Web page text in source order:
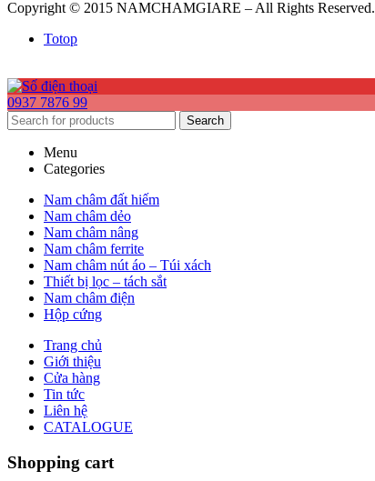
Copyright © 2015 NAMCHAMGIARE – All Rights Reserved.
Totop
0937 7876 99
Search
Menu
Categories
Nam châm đất hiếm
Nam châm dẻo
Nam châm nâng
Nam châm ferrite
Nam châm nút áo – Túi xách
Thiết bị lọc – tách sắt
Nam châm điện
Hộp cứng
Trang chủ
Giới thiệu
Cửa hàng
Tin tức
Liên hệ
CATALOGUE
Shopping cart